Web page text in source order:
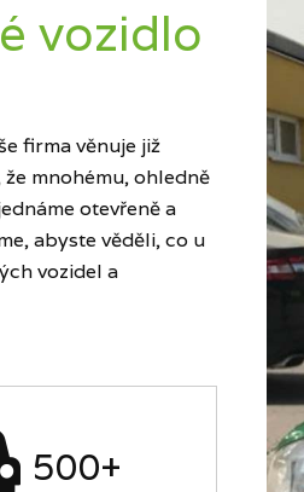
vozidlo
firma věnuje již
mnohému, ohledně
otevřeně a
abyste věděli, co u
vozidel a
500+